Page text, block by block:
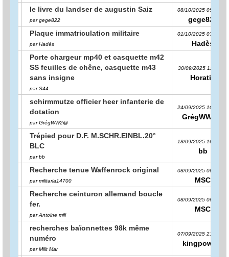
le livre du landser de augustin Saiz
par gege822
08/10/2025 05:39:06
gege822
Plaque immatriculation militaire
par Hadès
01/10/2025 07:39:37
Hadès
Porte chargeur mp40 et casquette m42
SS feuilles de chêne, casquette m43
sans insigne
par S44
30/09/2025 11:15:50
Horatio
schirmmutze officier heer infanterie de
dotation
par GrégWW2@
24/09/2025 10:17:07
GrégWW2@
Trépied pour D.F. M.SCHR.EINBL.20°
BLC
par bb
18/09/2025 16:32:32
bb
Recherche tenue Waffenrock original
par militaria14700
08/09/2025 06:42:14
MSC
Recherche ceinturon allemand boucle
fer.
par Antoine mili
08/09/2025 06:40:55
MSC
recherches baïonnettes 98k même
numéro
par Milit Mar
07/09/2025 21:21:33
kingpowers